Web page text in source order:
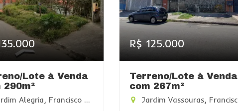
Lote à Venda
290m²
Alegria, Francisco Morato-SP
R$ 125.000
Terreno/Lote à Venda
com 267m²
Jardim Vassouras, Francisco Morato-SP